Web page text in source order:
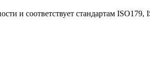
и соответствует стандартам